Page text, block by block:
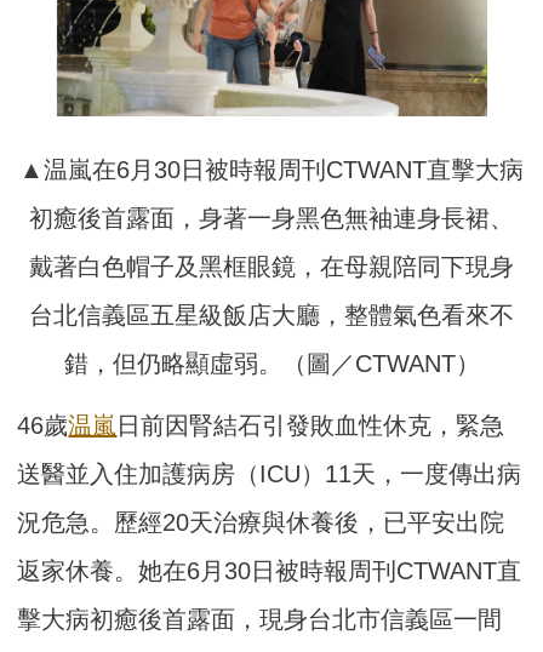
▲温嵐在6月30日被時報周刊CTWANT直擊大病
初癒後首露面，身著一身黑色無袖連身長裙、
戴著白色帽子及黑框眼鏡，在母親陪同下現身
台北信義區五星級飯店大廳，整體氣色看來不
錯，但仍略顯虛弱。（圖／CTWANT）
46歲温嵐 日前因腎結石引發敗血性休克，緊急
送醫並入住加護病房（ICU）11天，一度傳出病
況危急。歷經20天治療與休養後，已平安出院
返家休養。她在6月30日被時報周刊CTWANT直
擊大病初癒後首露面，現身台北市信義區一間